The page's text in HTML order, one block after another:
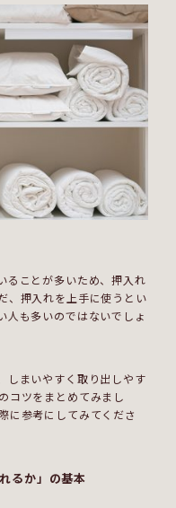
ることが多いため、押入れ
、押入れを上手に使うとい
人も多いのではないでしょ
しまいやすく取り出しやす
コツをまとめてみまし
に参考にしてみてくださ
るか」の基本